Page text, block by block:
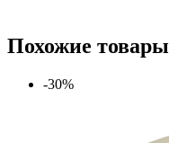
Похожие товары
-30%